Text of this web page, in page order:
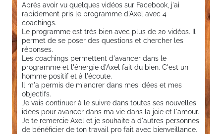
Après avoir vu quelques vidéos sur Facebook, j'ai
rapidement pris le programme d'Axel avec 4
coachings.
Le programme est très bien avec plus de 20 vidéos. Il
permet de se poser des questions et chercher les
réponses.
Les coachings permettent d'avancer dans le
programme et l'énergie d'Axel fait du bien. C'est un
homme positif et à l'écoute.
Il m'a permis de m'ancrer dans mes idées et mes
objectifs.
Je vais continuer à le suivre dans toutes ses nouvelles
idées pour avancer dans ma vie dans la joie et l'amour.
Je te remercie Axel et je souhaite à d'autres personnes
de bénéficier de ton travail pro fait avec bienveillance.